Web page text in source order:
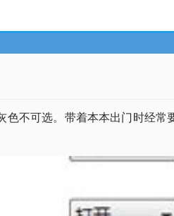
不可选。带着本本出门时经